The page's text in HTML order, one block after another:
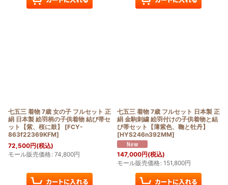
七五三 着物 7歳 女の子 フルセット 正
絹 日本製 絵羽柄の子供着物 結び帯セ
ット【紫、桜に鼓】
[FCY-
863f22369KFM]
72,500円(税込)
モール販売価格: 74,800円
七五三 着物 7歳 フルセット 日本製 正
絹 金駒刺繍 絵羽付けの子供着物と結
び帯セット【薄紫色、鞠と牡丹】
[HYS246n392MM]
147,000円(税込)
モール販売価格: 151,800円